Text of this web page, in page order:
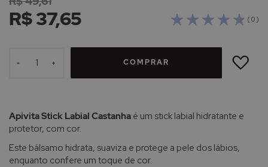
( 0 )
R$ 37,65
- + COMPRAR
ADICIONAR
LISTA
Apivita Stick Labial Castanha é um stick labial hidratante e
protetor, com cor.
Este bálsamo hidrata, suaviza e protege a pele dos lábios,
enquanto confere um toque de cor.